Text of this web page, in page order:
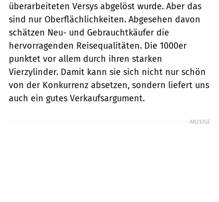
überarbeiteten Versys abgelöst wurde. Aber das
sind nur Oberflächlichkeiten. Abgesehen davon
schätzen Neu- und Gebrauchtkäufer die
hervorragenden Reisequalitäten. Die 1000er
punktet vor allem durch ihren starken
Vierzylinder. Damit kann sie sich nicht nur schön
von der Konkurrenz absetzen, sondern liefert uns
auch ein gutes Verkaufsargument.
ANZEIGE